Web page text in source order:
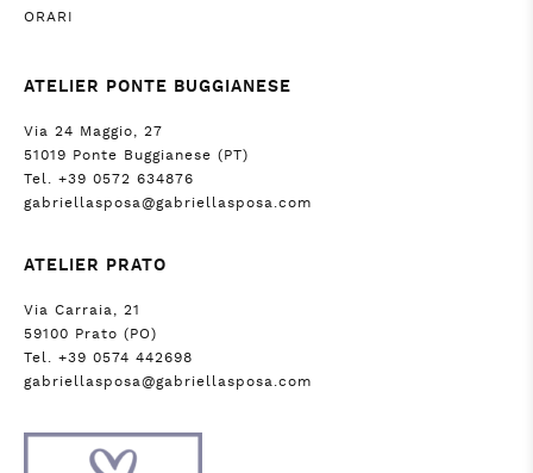
ORARI
ATELIER PONTE BUGGIANESE
Via 24 Maggio, 27
51019 Ponte Buggianese (PT)
Tel. +39 0572 634876
gabriellasposa@gabriellasposa.com
ATELIER PRATO
Via Carraia, 21
59100 Prato (PO)
Tel. +39 0574 442698
gabriellasposa@gabriellasposa.com